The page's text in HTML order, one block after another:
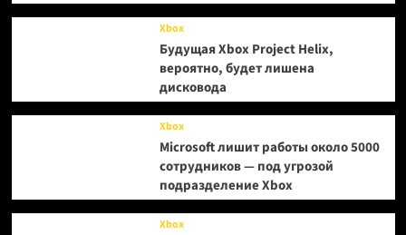
Xbox
Будущая Xbox Project Helix,
вероятно, будет лишена
дисковода
Xbox
Microsoft лишит работы около 5000
сотрудников — под угрозой
подразделение Xbox
Xbox